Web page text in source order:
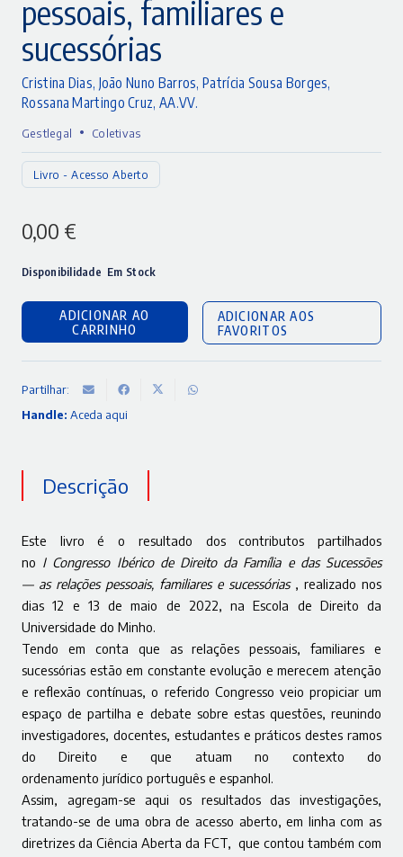
pessoais, familiares e
sucessórias
Cristina Dias, João Nuno Barros,Patrícia Sousa Borges,
Rossana Martingo Cruz, AA.VV.
Gestlegal • Coletivas
Livro - Acesso Aberto
0,00 €
Disponibilidade Em Stock
ADICIONAR AO
CARRINHO
ADICIONAR AOS
FAVORITOS
Partilhar:
Handle: Aceda aqui
Descrição
Este livro
é o resultado dos contributos partilhados
no I Congresso Ibérico de Direito da Família e das Sucessões
— as relações pessoais, familiares e sucessórias , realizado nos
dias 12 e 13 de maio de 2022, na Escola de Direito da
Universidade do Minho.
Tendo em conta que as relações pessoais, familiares e
sucessórias estão em constante evolução e merecem atenção
e reflexão contínuas, o referido Congresso veio propiciar um
espaço de partilha e debate sobre estas questões, reunindo
investigadores, docentes, estudantes e práticos destes ramos
do Direito e que atuam no contexto do
ordenamento jurídico português e espanhol.
Assim, agregam-se aqui os resultados das investigações,
tratando-se de uma obra de acesso aberto, em linha com as
diretrizes da Ciência Aberta da FCT, que contou também com